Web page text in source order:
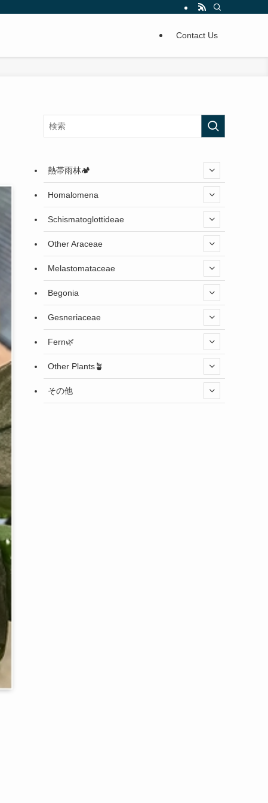
Contact Us
熱帯雨林🏕️
Homalomena
Schismatoglottideae
Other Araceae
Melastomataceae
Begonia
Gesneriaceae
Fern🌿
Other Plants🪴
その他